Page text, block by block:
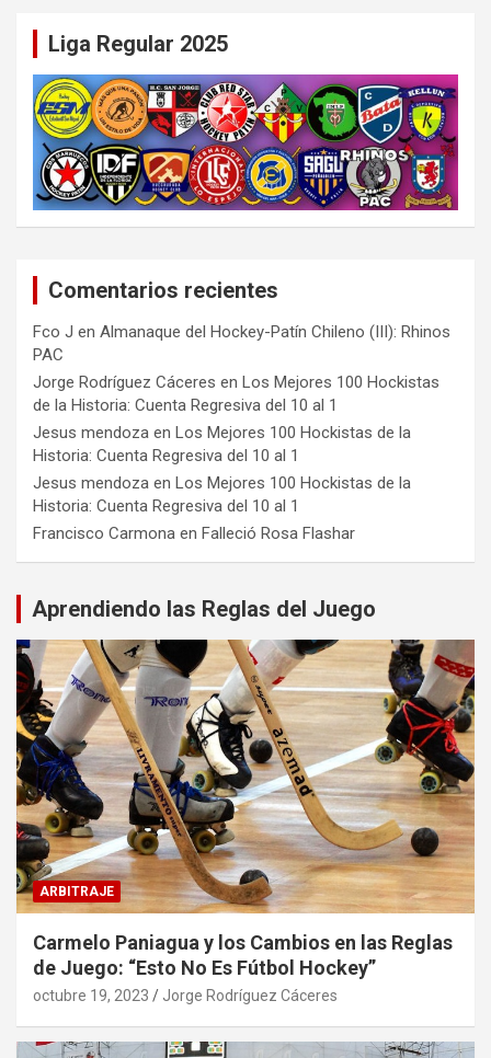
Liga Regular 2025
Comentarios recientes
Fco J en Almanaque del Hockey-Patín Chileno (III): Rhinos
PAC
Jorge Rodríguez Cáceres en Los Mejores 100 Hockistas
de la Historia: Cuenta Regresiva del 10 al 1
Jesus mendoza en Los Mejores 100 Hockistas de la
Historia: Cuenta Regresiva del 10 al 1
Jesus mendoza en Los Mejores 100 Hockistas de la
Historia: Cuenta Regresiva del 10 al 1
Francisco Carmona en Falleció Rosa Flashar
Aprendiendo las Reglas del Juego
ARBITRAJE
Carmelo Paniagua y los Cambios en las Reglas
de Juego: “Esto No Es Fútbol Hockey”
octubre 19, 2023 Jorge Rodríguez Cáceres